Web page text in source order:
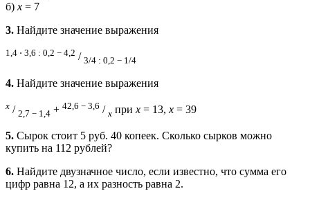
б) x = 7
3. Найдите значение выражения
1,4 ⋅ 3,6 : 0,2 − 4,2 / 3/4 : 0,2 − 1/4
4. Найдите значение выражения
х / 2,7 − 1,4 + 42,6 − 3,6 / х при х = 13, х = 39
5. Сырок стоит 5 руб. 40 копеек. Сколько сырков можно
купить на 112 рублей?
6. Найдите двузначное число, если известно, что сумма его
цифр равна 12, а их разность равна 2.